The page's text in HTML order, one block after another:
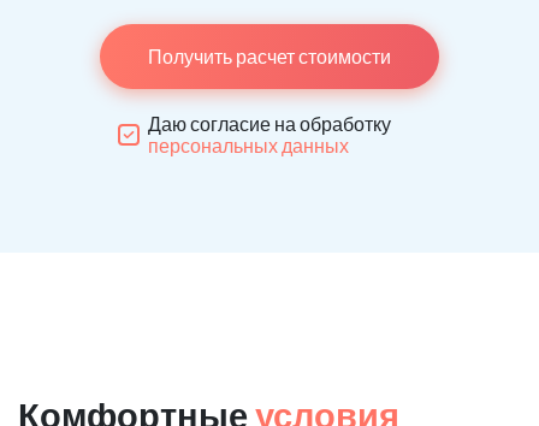
Получить расчет стоимости
Даю согласие на обработку
персональных данных
Комфортные условия